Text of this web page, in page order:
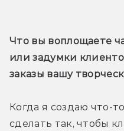
Что вы воплощаете
или задумки
заказы вашу
Когда я создаю что-
сделать так, чтобы